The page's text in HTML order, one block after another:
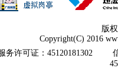
版
Copyright(C) 2016
许可证：45120181302